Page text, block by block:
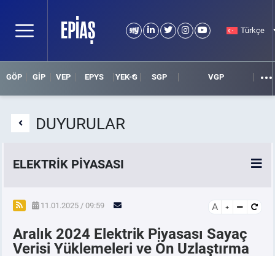
Türkçe
GÖP GİP VEP EPYS YEK-G SGP VGP
DUYURULAR
ELEKTRİK PİYASASI
SPOT ELEKTRİK PİYASALARI
ÖRNEK FİNANS BELGELERİ
11.01.2025 / 09:59 A
Aralık 2024 Elektrik Piyasası Sayaç
Verisi Yüklemeleri ve Ön Uzlaştırma